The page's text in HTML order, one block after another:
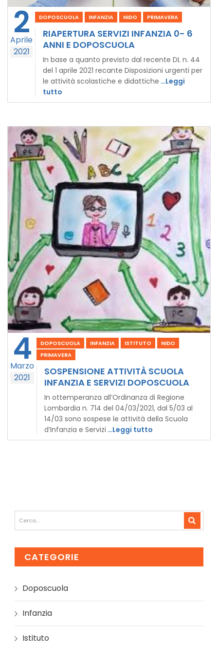
2
Aprile
2021
DOPOSCUOLA INFANZIA NIDO PRIMAVERA
RIAPERTURA SERVIZI INFANZIA 0- 6
ANNI E DOPOSCUOLA
In base a quanto previsto dal recente DL n. 44
del 1 aprile 2021 recante Disposizioni urgenti per
le attività scolastiche e didattiche …Leggi
tutto
4
Marzo
2021
DOPOSCUOLA INFANZIA ISTITUTO
NIDO
PRIMAVERA
SOSPENSIONE ATTIVITÀ SCUOLA
INFANZIA E SERVIZI DOPOSCUOLA
In ottemperanza all’Ordinanza di Regione
Lombardia n. 714 del 04/03/2021, dal 5/03 al
14/03 sono sospese le attività della Scuola
d’Infanzia e Servizi …Leggi tutto
CATEGORIE
Doposcuola
Infanzia
Istituto